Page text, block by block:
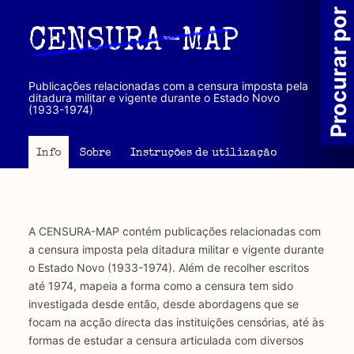
principal
CENSURA-MAP
Publicações relacionadas com a censura imposta pela
ditadura militar e vigente durante o Estado Novo
(1933-1974)
Info Sobre Instruções de utilização
A CENSURA-MAP contém publicações relacionadas com
a censura imposta pela ditadura militar e vigente durante
o Estado Novo (1933-1974). Além de recolher escritos
até 1974, mapeia a forma como a censura tem sido
investigada desde então, desde abordagens que se
focam na acção directa das instituições censórias, até às
formas de estudar a censura articulada com diversos
Procurar por